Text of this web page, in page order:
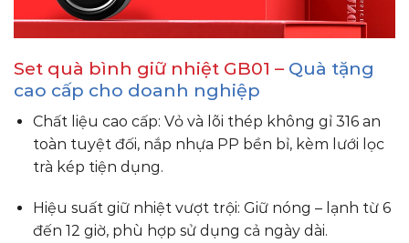
Set quà bình giữ nhiệt GB01 – Quà tặng
cao cấp cho doanh nghiệp
Chất liệu cao cấp: Vỏ và lõi thép không gỉ 316 an
toàn tuyệt đối, nắp nhựa PP bền bỉ, kèm lưới lọc
trà kép tiện dụng.
Hiệu suất giữ nhiệt vượt trội: Giữ nóng – lạnh từ 6
đến 12 giờ, phù hợp sử dụng cả ngày dài.